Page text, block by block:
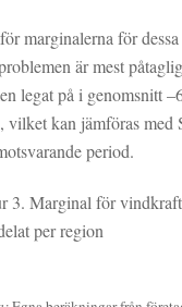
marginalerna för
är mest
legat på i genomsnitt
vilket kan jämföras med
period.
3. Marginal för
per region